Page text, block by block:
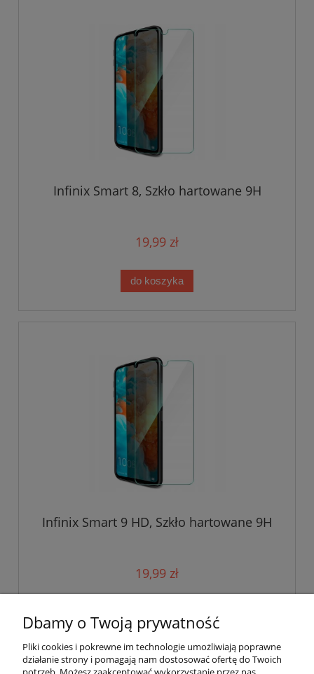
Infinix Smart 8, Szkło hartowane 9H
19,99 zł
do koszyka
Infinix Smart 9 HD, Szkło hartowane 9H
19,99 zł
Dbamy o Twoją prywatność
Pliki cookies i pokrewne im technologie umożliwiają poprawne
działanie strony i pomagają nam dostosować ofertę do Twoich